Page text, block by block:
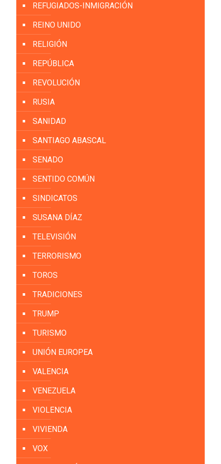
REFUGIADOS-INMIGRACIÓN
REINO UNIDO
RELIGIÓN
REPÚBLICA
REVOLUCIÓN
RUSIA
SANIDAD
SANTIAGO ABASCAL
SENADO
SENTIDO COMÚN
SINDICATOS
SUSANA DÍAZ
TELEVISIÓN
TERRORISMO
TOROS
TRADICIONES
TRUMP
TURISMO
UNIÓN EUROPEA
VALENCIA
VENEZUELA
VIOLENCIA
VIVIENDA
VOX